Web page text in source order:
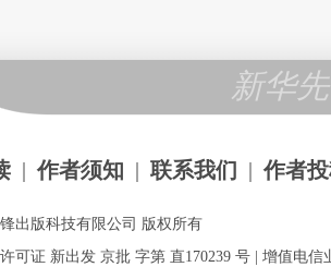
新华
| 作者须知 | 联系我们 | 作者
出版科技有限公司 版权所有
可证 新出发 京批 字第 直170239 号 | 增值电